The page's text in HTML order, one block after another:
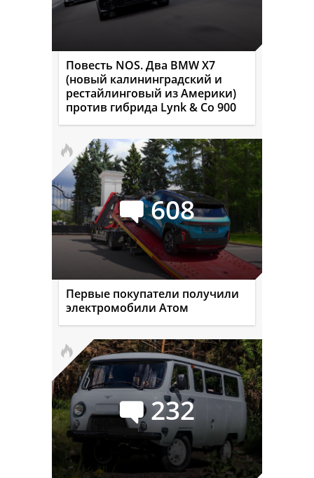
Повесть NOS. Два BMW X7
(новый калининградский и
рестайлинговый из Америки)
против гибрида Lynk & Co 900
608
Первые покупатели получили
электромобили Атом
232